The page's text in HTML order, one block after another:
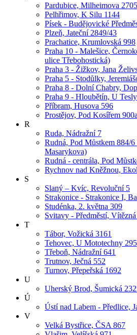
Pardubice, Milheimova 2705
Pelhřimov, K Silu 1144
Písek - Budějovické
Plzeň, Jateční 2849/43
Prachatice, Krumlovská 998
Praha 10 - Malešice,
ulice Třebohostická)
Praha 3 - Žižkov, Jana
Praha 5 - Stodůlky,
Praha 8 - Dolní Chabry,
Praha 9 - Hloubětín, U
Příbram, Husova 596
Prostějov, Pod Kosířem 900a
R
Ruda, Nádražní 7
Rudná, Pod Můstkem 884/
Masarykova)
Rudná - centrála, Pod
Rychnov nad Kněžnou,
S
Slaný – Kvíc, Revoluční 5
Strakonice - Strakonice I,
Studénka, 2. května 309
Svitavy - Předměstí,
T
Tábor, Vožická 3161
Tehovec, U Mototechny 295
Třeboň, Nádražní 641
Trutnov, Ječná 552
Turnov, Přepeřská 1692
U
Uherský Brod, Šumická
Ú
Ústí nad Labem - Předlice,
V
Velká Bystřice, ČSA 867